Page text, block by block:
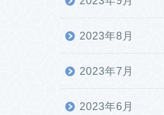
2023年8月
2023年7月
2023年6月